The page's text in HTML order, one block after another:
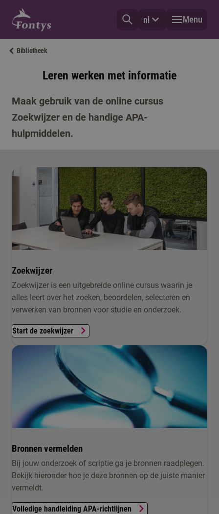
nl Menu
Bibliotheek
Leren werken met informatie
Maak gebruik van de online cursus
Zoekwijzer en de handige APA-
hulpmiddelen.
Zoekwijzer
Zoekwijzer is een uitgebreide online cursus waarin je
alles leert over het zoeken, beoordelen, selecteren en
verwerken van bronnen voor studie en onderzoek.
Start de zoekwijzer
Bronnen vermelden
Bij jouw onderzoek of scriptie ga je bronnen raadplegen.
Bekijk hieronder hoe je deze bronnen op de juiste manier
vermeldt.
Volledige handleiding APA-richtlijnen